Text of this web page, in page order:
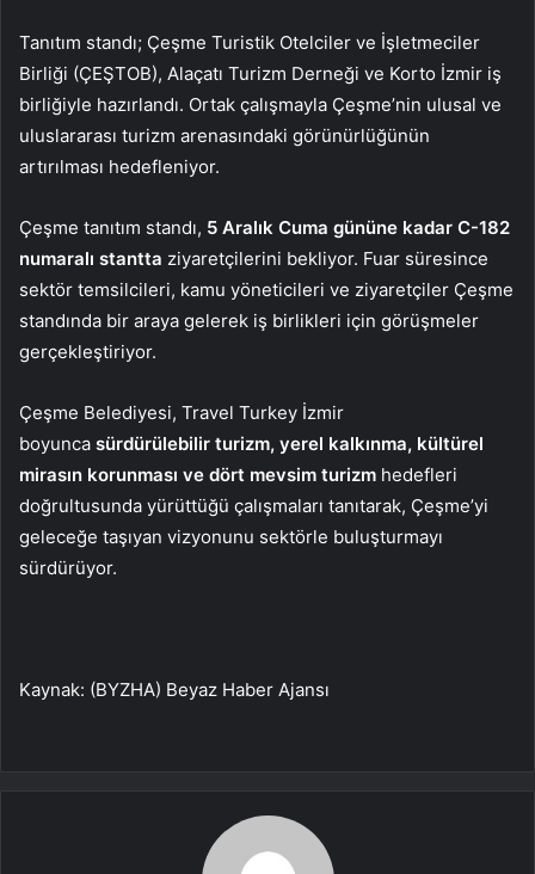
Tanıtım standı; Çeşme Turistik Otelciler ve İşletmeciler
Birliği (ÇEŞTOB), Alaçatı Turizm Derneği ve Korto İzmir iş
birliğiyle hazırlandı. Ortak çalışmayla Çeşme’nin ulusal ve
uluslararası turizm arenasındaki görünürlüğünün
artırılması hedefleniyor.
Çeşme tanıtım standı, 5 Aralık Cuma gününe kadar C-182
numaralı stantta ziyaretçilerini bekliyor. Fuar süresince
sektör temsilcileri, kamu yöneticileri ve ziyaretçiler Çeşme
standında bir araya gelerek iş birlikleri için görüşmeler
gerçekleştiriyor.
Çeşme Belediyesi, Travel Turkey İzmir
boyunca sürdürülebilir turizm, yerel kalkınma, kültürel
mirasın korunması ve dört mevsim turizm hedefleri
doğrultusunda yürüttüğü çalışmaları tanıtarak, Çeşme’yi
geleceğe taşıyan vizyonunu sektörle buluşturmayı
sürdürüyor.
Kaynak: (BYZHA) Beyaz Haber Ajansı